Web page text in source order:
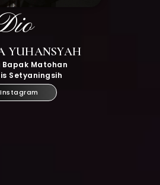
YUHANSYAH
Matohan
Setyaningsih
Instagram